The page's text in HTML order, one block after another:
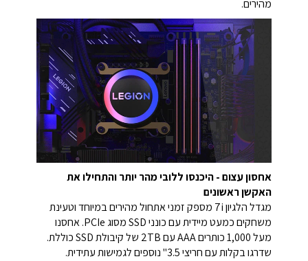
מהירים.
אחסון עצום - היכנסו ללובי מהר יותר והתחילו את
האקשן ראשונים
מגדל הלגיון 7i מספק זמני אתחול מהירים במיוחד וטעינת
משחקים כמעט מיידית עם כונני SSD מסוג PCIe. אחסנו
מעל 1,000 כותרים AAA עם 2TB של קיבולת SSD כוללת.
שדרגו בקלות עם חריצי 3.5" נוספים לגמישות עתידית.